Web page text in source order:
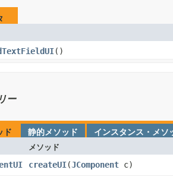
​()
ー
ド 静的メソッド インスタンス・メソ
メソッド
createUI​(JComponent c)